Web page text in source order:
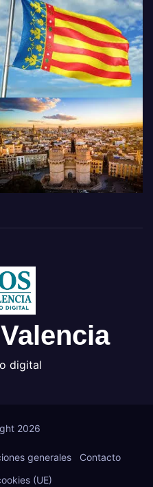
digital
2026
generales
Contacto
(UE)